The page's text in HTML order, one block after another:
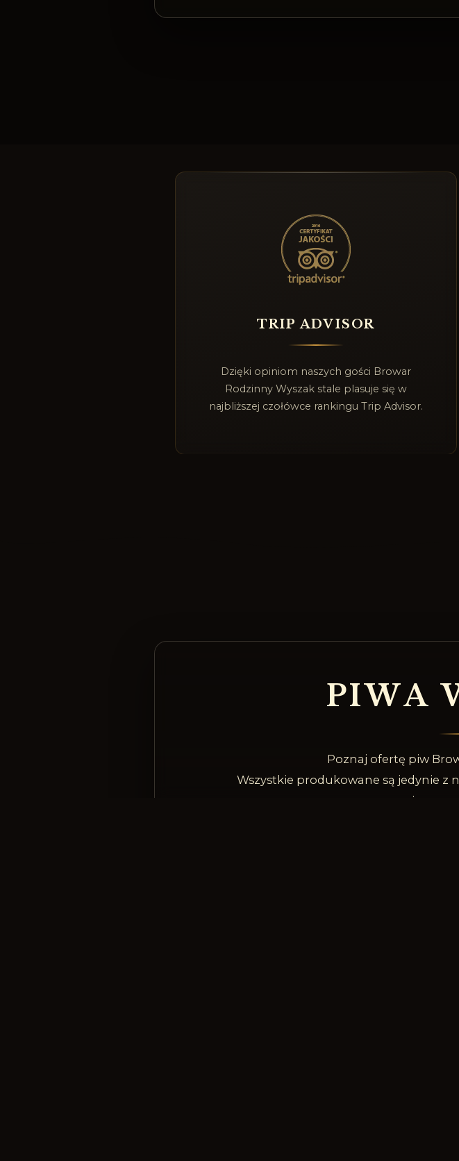
TRIP ADVISOR
Dzięki opiniom naszych gości Browar
Rodzinny Wyszak stale plasuje się w
najbliższej czołówce rankingu Trip Advisor.
PIWA
Poznaj ofertę piw
Wszystkie produkowane są jedynie z
naszego